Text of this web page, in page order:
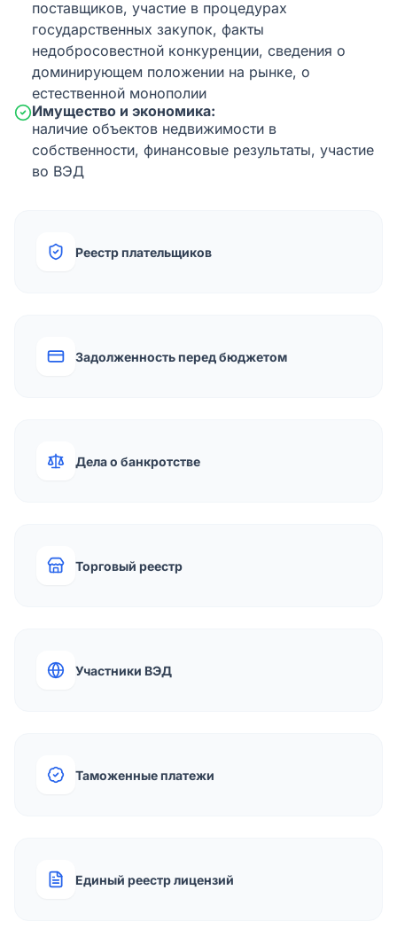
поставщиков, участие в процедурах
государственных закупок, факты
недобросовестной конкуренции, сведения о
доминирующем положении на рынке, о
естественной монополии
Имущество и экономика:
наличие объектов недвижимости в
собственности, финансовые результаты, участие
во ВЭД
Реестр плательщиков
Задолженность перед бюджетом
Дела о банкротстве
Торговый реестр
Участники ВЭД
Таможенные платежи
Единый реестр лицензий